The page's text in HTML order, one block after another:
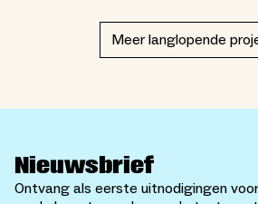
Meer langlopende
Nieuwsbrief
Ontvang als eerste uitnodigingen